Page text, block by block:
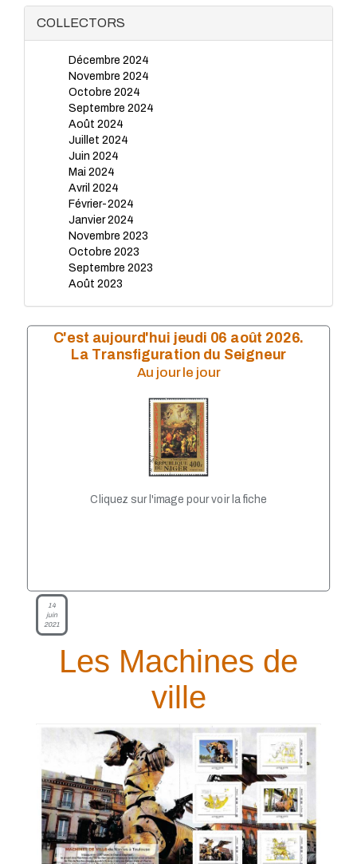
COLLECTORS
Décembre 2024
Novembre 2024
Octobre 2024
Septembre 2024
Août 2024
Juillet 2024
Juin 2024
Mai 2024
Avril 2024
Février-2024
Janvier 2024
Novembre 2023
Octobre 2023
Septembre 2023
Août 2023
Mai 2023
Avril 2023
Septembre 2022
Mai 2022
Avril 2022
Septembre 2021
Avril 2021
Novembre 2020
Octobre 2020
Septembre 2020
Août 2020
Juillet 2020
Juin 2020
Avril 2020
Mars 2020
C'est aujourd'hui jeudi 06 août 2026.
La Transfiguration du Seigneur
Au jour le jour
Cliquez sur l'image pour voir la fiche
14
juin
2021
Les Machines de
ville